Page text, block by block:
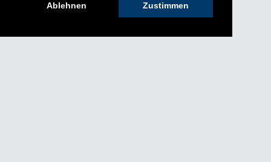
Ablehnen Zustimmen